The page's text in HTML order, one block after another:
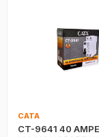
CATA
CT-9641 40